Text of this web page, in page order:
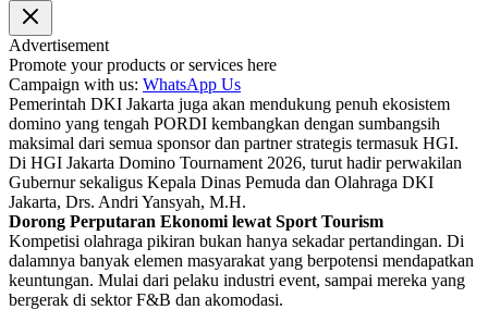
Advertisement
Promote your products or services here
Campaign with us: WhatsApp Us
Pemerintah DKI Jakarta juga akan mendukung penuh ekosistem
domino yang tengah PORDI kembangkan dengan sumbangsih
maksimal dari semua sponsor dan partner strategis termasuk HGI.
Di HGI Jakarta Domino Tournament 2026, turut hadir perwakilan
Gubernur sekaligus Kepala Dinas Pemuda dan Olahraga DKI
Jakarta, Drs. Andri Yansyah, M.H.
Dorong Perputaran Ekonomi lewat Sport Tourism
Kompetisi olahraga pikiran bukan hanya sekadar pertandingan. Di
dalamnya banyak elemen masyarakat yang berpotensi mendapatkan
keuntungan. Mulai dari pelaku industri event, sampai mereka yang
bergerak di sektor F&B dan akomodasi.